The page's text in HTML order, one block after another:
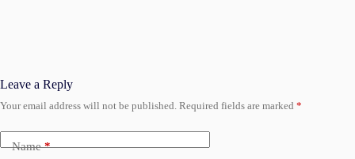
Leave a Reply
Your email address will not be published. Required fields are marked *
Name*